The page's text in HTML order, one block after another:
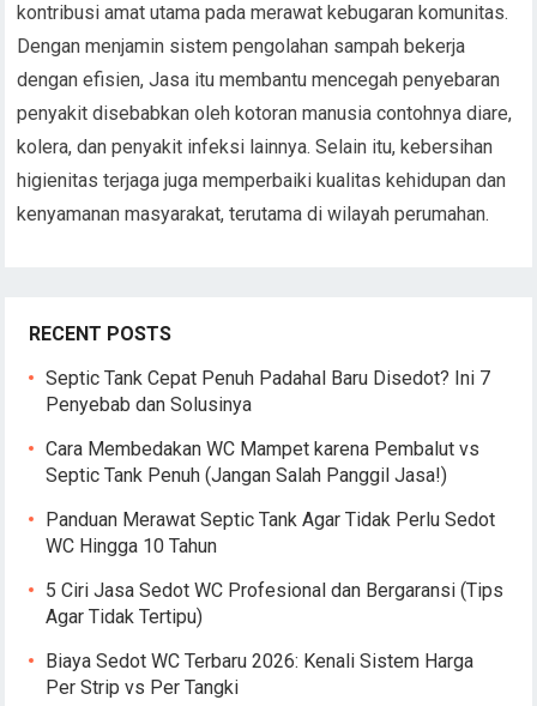
kontribusi amat utama pada merawat kebugaran komunitas.
Dengan menjamin sistem pengolahan sampah bekerja
dengan efisien, Jasa itu membantu mencegah penyebaran
penyakit disebabkan oleh kotoran manusia contohnya diare,
kolera, dan penyakit infeksi lainnya. Selain itu, kebersihan
higienitas terjaga juga memperbaiki kualitas kehidupan dan
kenyamanan masyarakat, terutama di wilayah perumahan.
RECENT POSTS
Septic Tank Cepat Penuh Padahal Baru Disedot? Ini 7
Penyebab dan Solusinya
Cara Membedakan WC Mampet karena Pembalut vs
Septic Tank Penuh (Jangan Salah Panggil Jasa!)
Panduan Merawat Septic Tank Agar Tidak Perlu Sedot
WC Hingga 10 Tahun
5 Ciri Jasa Sedot WC Profesional dan Bergaransi (Tips
Agar Tidak Tertipu)
Biaya Sedot WC Terbaru 2026: Kenali Sistem Harga
Per Strip vs Per Tangki